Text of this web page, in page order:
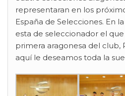
representaran en los
España de Selecciones. En
esta de seleccionador el
primera aragonesa del club,
aquí le deseamos toda la